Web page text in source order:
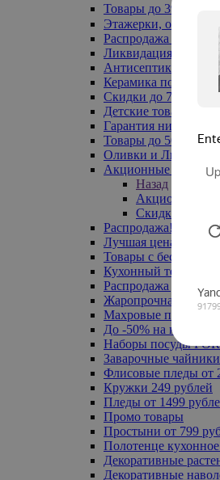
Товары до 399₽
Этажерки, обувницы
Распродажа
Ликвидация до -70%
Антисептики
Керамика по 129 руб
Скидки до 70%
Детские товары
Гарантия низкой
Товары до 500 руб
Оливки и Лимоны
Акционные товары
Назад
Акционные
Скидка 20% по
Распродажа!
Лучшая цена
Товары с бесплатной
Кухонный текстиль
Распродажа до -50%
Жаропрочная посуда
Махровые полотенца
До -50% на ковры
Наборы посуды
Заварочные
Флисовые пледы от
Кружки 249 рублей
Пледы от 1499
Промо товары
Простыни от 799
Полотенце
Декоративные
Декоративные